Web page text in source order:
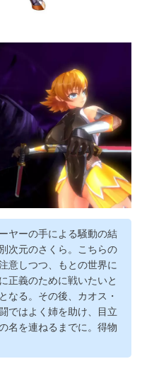
ヤーの手による騒動の結
次元のさくら。こちらの
意しつつ、もとの世界に
正義のために戦いたいと
なる。その後、カオス・
ではよく姉を助け、目立
名を連ねるまでに。得物